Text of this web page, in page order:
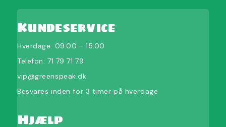
Kundeservice
Hverdage: 09.00 - 15.00
Telefon:71 79 71 79
vip@greenspeak.dk
Besvares inden for 3 timer på hverdage
Hjælp